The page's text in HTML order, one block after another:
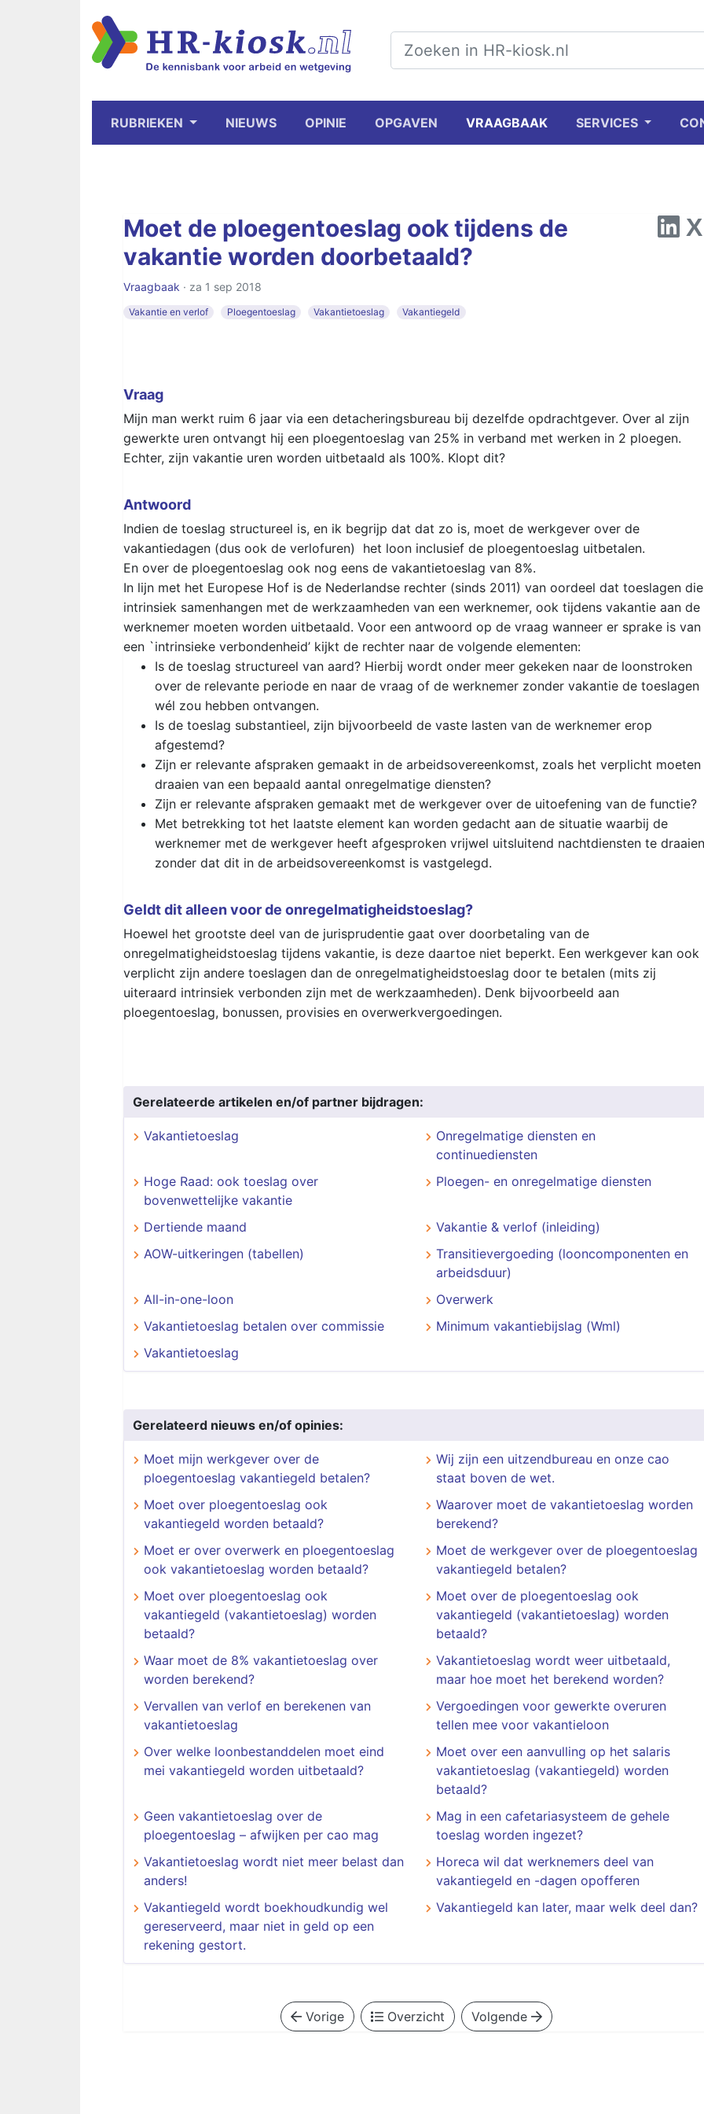
RUBRIEKEN NIEUWS OPINIE OPGAVEN VRAAGBAAK SERVICES
Moet de ploegentoeslag ook tijdens de
vakantie worden doorbetaald?
Vraagbaak · za 1 sep 2018
Vakantie en verlof Ploegentoeslag Vakantietoeslag Vakantiegeld
Vraag
Mijn man werkt ruim 6 jaar via een detacheringsbureau bij dezelfde opdrachtgever. Over al zijn
gewerkte uren ontvangt hij een ploegentoeslag van 25% in verband met werken in 2 ploegen.
Echter, zijn vakantie uren worden uitbetaald als 100%. Klopt dit?
Antwoord
Indien de toeslag structureel is, en ik begrijp dat dat zo is, moet de werkgever over de
vakantiedagen (dus ook de verlofuren) het loon inclusief de ploegentoeslag uitbetalen.
En over de ploegentoeslag ook nog eens de vakantietoeslag van 8%.
In lijn met het Europese Hof is de Nederlandse rechter (sinds 2011) van oordeel dat toeslagen die
intrinsiek samenhangen met de werkzaamheden van een werknemer, ook tijdens vakantie aan de
werknemer moeten worden uitbetaald. Voor een antwoord op de vraag wanneer er sprake is van
een `intrinsieke verbondenheid’ kijkt de rechter naar de volgende elementen:
Is de toeslag structureel van aard? Hierbij wordt onder meer gekeken naar de loonstroken
over de relevante periode en naar de vraag of de werknemer zonder vakantie de toeslagen
wél zou hebben ontvangen.
Is de toeslag substantieel, zijn bijvoorbeeld de vaste lasten van de werknemer erop
afgestemd?
Zijn er relevante afspraken gemaakt in de arbeidsovereenkomst, zoals het verplicht moeten
draaien van een bepaald aantal onregelmatige diensten?
Zijn er relevante afspraken gemaakt met de werkgever over de uitoefening van de functie?
Met betrekking tot het laatste element kan worden gedacht aan de situatie waarbij de
werknemer met de werkgever heeft afgesproken vrijwel uitsluitend nachtdiensten te
zonder dat dit in de arbeidsovereenkomst is vastgelegd.
Geldt dit alleen voor de onregelmatigheidstoeslag?
Hoewel het grootste deel van de jurisprudentie gaat over doorbetaling van de
onregelmatigheidstoeslag tijdens vakantie, is deze daartoe niet beperkt. Een werkgever kan ook
verplicht zijn andere toeslagen dan de onregelmatigheidstoeslag door te betalen (mits zij
uiteraard intrinsiek verbonden zijn met de werkzaamheden). Denk bijvoorbeeld aan
ploegentoeslag, bonussen, provisies en overwerkvergoedingen.
Gerelateerde artikelen en/of partner bijdragen:
Vakantietoeslag
Onregelmatige diensten en
continuediensten
Hoge Raad: ook toeslag over
bovenwettelijke vakantie
Ploegen- en onregelmatige diensten
Dertiende maand
Vakantie & verlof (inleiding)
AOW-uitkeringen (tabellen)
Transitievergoeding (looncomponenten en
arbeidsduur)
All-in-one-loon
Overwerk
Vakantietoeslag betalen over commissie
Minimum vakantiebijslag (Wml)
Vakantietoeslag
Gerelateerd nieuws en/of opinies:
Moet mijn werkgever over de
ploegentoeslag vakantiegeld betalen?
Wij zijn een uitzendbureau en onze cao
staat boven de wet.
Moet over ploegentoeslag ook
vakantiegeld worden betaald?
Waarover moet de vakantietoeslag worden
berekend?
Moet er over overwerk en ploegentoeslag
ook vakantietoeslag worden betaald?
Moet de werkgever over de ploegentoeslag
vakantiegeld betalen?
Moet over ploegentoeslag ook
vakantiegeld (vakantietoeslag) worden
betaald?
Moet over de ploegentoeslag ook
vakantiegeld (vakantietoeslag) worden
betaald?
Waar moet de 8% vakantietoeslag over
worden berekend?
Vakantietoeslag wordt weer uitbetaald,
maar hoe moet het berekend worden?
Vervallen van verlof en berekenen van
vakantietoeslag
Vergoedingen voor gewerkte overuren
tellen mee voor vakantieloon
Over welke loonbestanddelen moet eind
mei vakantiegeld worden uitbetaald?
Moet over een aanvulling op het salaris
vakantietoeslag (vakantiegeld) worden
betaald?
Geen vakantietoeslag over de
ploegentoeslag – afwijken per cao mag
Mag in een cafetariasysteem de gehele
toeslag worden ingezet?
Vakantietoeslag wordt niet meer belast dan
anders!
Horeca wil dat werknemers deel van
vakantiegeld en -dagen opofferen
Vakantiegeld wordt boekhoudkundig wel
gereserveerd, maar niet in geld op een
rekening gestort.
Vakantiegeld kan later, maar welk deel dan?
Vorige Overzicht Volgende